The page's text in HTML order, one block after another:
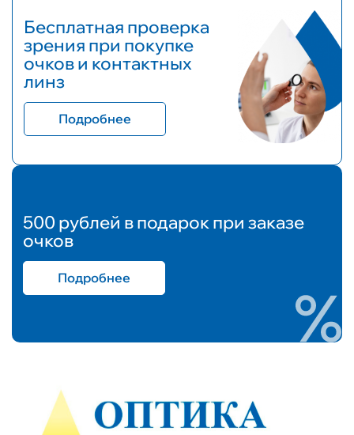
Бесплатная проверка
зрения при покупке
очков и контактных
линз
Подробнее
500 рублей в подарок при заказе
очков
Подробнее